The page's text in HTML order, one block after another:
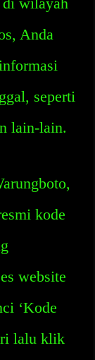
Anda
seperti
lain-lain.
kode
website
‘Kode
lalu klik